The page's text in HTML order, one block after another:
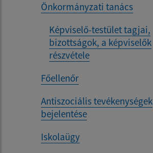
Önkormányzati tanács
Képviselő-testület tagjai,
bizottságok, a képviselők
részvétele
Főellenőr
Antiszociális tevékenységek
bejelentése
Iskolaügy